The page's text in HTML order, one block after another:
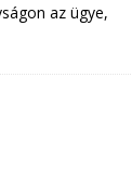
az ügye,